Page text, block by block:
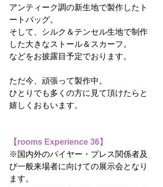
アンティーク調の新生地で製作したト
ートバッグ。
そして、シルク＆テンセル生地で制作
した大きなストール＆スカーフ。
などをお披露目予定でおります。
ただ今、頑張って製作中。
ひとりでも多くの方に見て頂けたらと
嬉しくおもいます。
【rooms Experience 36】
※国内外のバイヤー・プレス関係者及
び一般来場者に向けての展示会となり
ます。